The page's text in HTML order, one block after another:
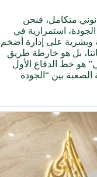
متكامل، فنحن
استمرارية في
وبشرية على إدارة أضخم
بل هو خارطة طريق
هو خط الدفاع الأول
بين “الجودة